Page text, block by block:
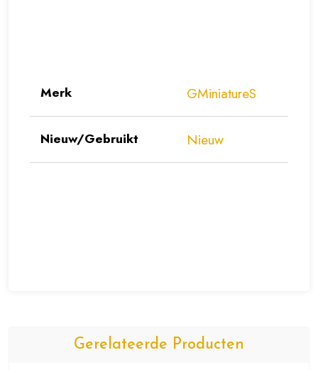
Merk GMiniatureS
Nieuw/Gebruikt Nieuw
Gerelateerde Producten